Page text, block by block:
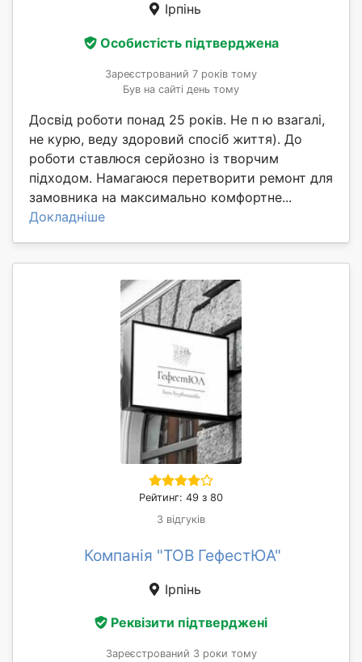
Ірпінь
Особистість підтверджена
Зареєстрований 7 років тому
Був на сайті день тому
Досвід роботи понад 25 років. Не п ю взагалі,
не курю, веду здоровий спосіб життя). До
роботи ставлюся серйозно із творчим
підходом. Намагаюся перетворити ремонт для
замовника на максимально комфортне...
Докладніше
Рейтинг: 49 з 80
3 відгуків
Компанія "ТОВ ГефестЮА"
Ірпінь
Реквізити підтверджені
Зареєстрований 3 роки тому